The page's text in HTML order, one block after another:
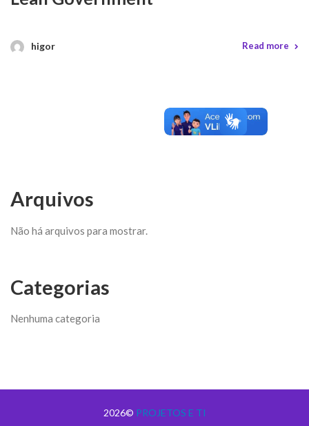
higor Read more
Arquivos
Não há arquivos para mostrar.
Categorias
Nenhuma categoria
2026© PROJETOS E TI